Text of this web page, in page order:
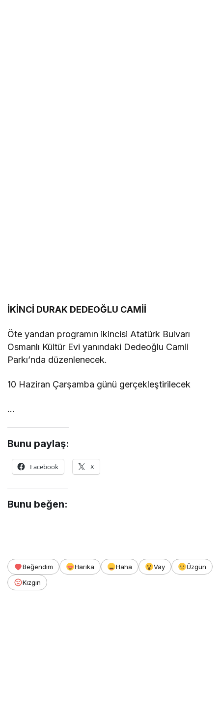
İKİNCİ DURAK DEDEOĞLU CAMİİ
Öte yandan programın ikincisi Atatürk Bulvarı
Osmanlı Kültür Evi yanındaki Dedeoğlu Camii
Parkı’nda düzenlenecek.
10 Haziran Çarşamba günü gerçekleştirilecek
…
Bunu paylaş:
Facebook X
Bunu beğen:
Beğendim Harika Haha Vay
Üzgün
Kızgın